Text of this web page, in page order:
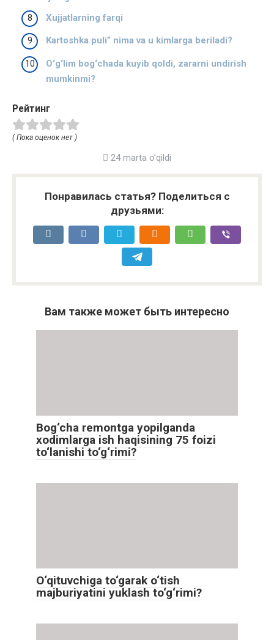
Xujjatlarning farqi
Kartoshka puli” nima va u kimlarga beriladi?
O‘g‘lim bog‘chada kuyib qoldi, zararni undirish
mumkinmi?
Рейтинг
( Пока оценок нет )
24 marta o'qildi
Понравилась статья? Поделиться с
друзьями:
Вам также может быть интересно
Bog‘cha remontga yopilganda
xodimlarga ish haqisining 75 foizi
to‘lanishi to‘g‘rimi?
O‘qituvchiga to‘garak o‘tish
majburiyatini yuklash to‘g‘rimi?